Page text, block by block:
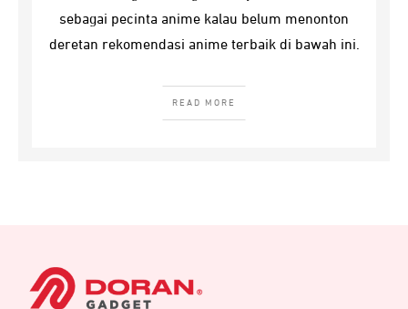
sebagai pecinta anime kalau belum menonton
deretan rekomendasi anime terbaik di bawah ini.
READ MORE